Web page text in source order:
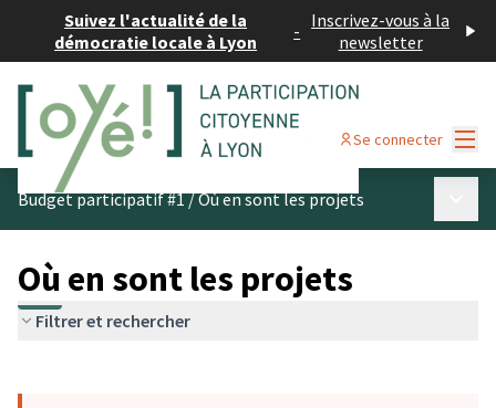
Suivez l'actualité de la
démocratie locale à Lyon
- Inscrivez-vous à la
newsletter
Se connecter
Budget participatif #1/Où en sont les projets
Où en sont les projets
Filtrer et rechercher